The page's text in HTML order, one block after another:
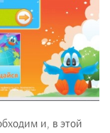
и, в этой